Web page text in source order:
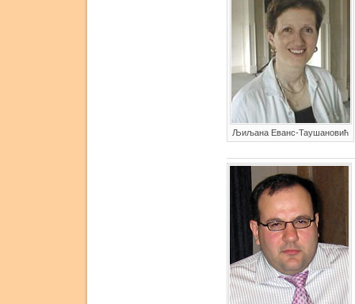
Љиљана Еванс-Таушановић